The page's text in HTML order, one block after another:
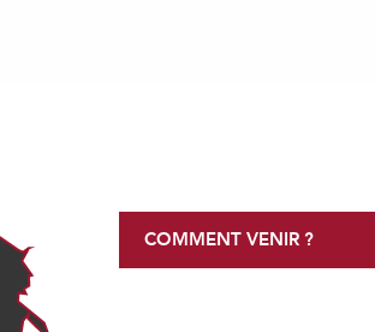
COMMENT VENIR ?